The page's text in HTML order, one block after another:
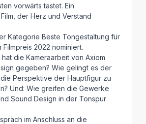
vorwärts tastet. Ein
der Herz und Verstand
Kategorie Beste Tongestaltung für
2022 nominiert.
hat die Kameraarbeit von Axiom
gegeben? Wie gelingt es der
Perspektive der Hauptfigur zu
Und: Wie greifen die Gewerke
Sound Design in der Tonspur
im Anschluss an die